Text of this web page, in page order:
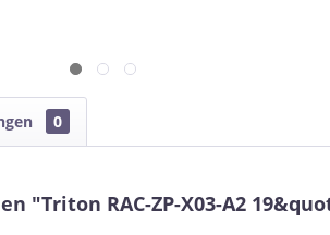
0
"Triton RAC-ZP-X03-A2